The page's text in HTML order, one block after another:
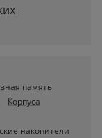
память
Корпуса
накопители